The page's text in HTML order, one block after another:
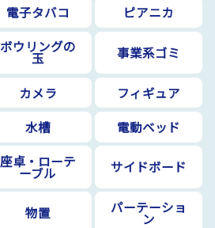
電子タバコ ピアニカ
ボウリングの
玉 事業系ゴミ
カメラ
フィギュア
水槽
電動ベッド
座卓・ローテ
ーブル サイドボード
物置 パーテーショ
ン